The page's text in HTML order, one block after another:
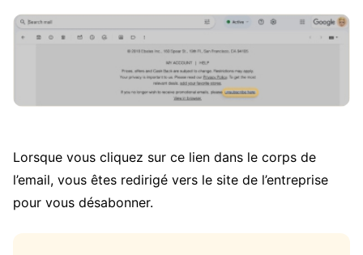
Lorsque vous cliquez sur ce lien dans le corps de
l’email, vous êtes redirigé vers le site de l’entreprise
pour vous désabonner.